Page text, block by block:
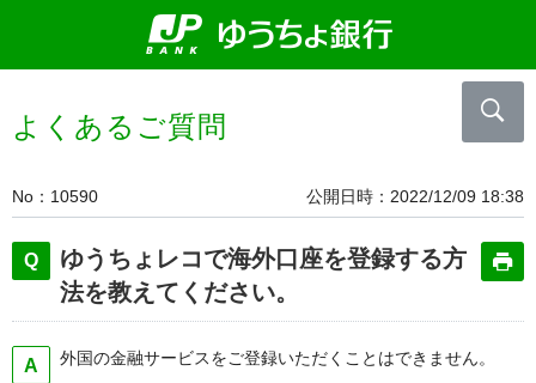
よくあるご質問
No 10590 公開日時 2022/12/09 18:38
ゆうちょレコで海外口座を登録する方
法を教えてください。
外国の金融サービスをご登録いただくことはできません。